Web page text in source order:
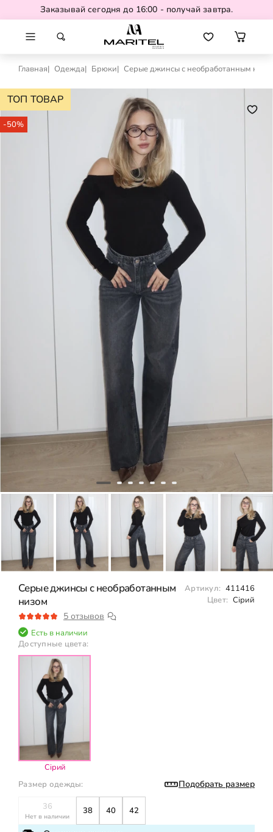
Заказывай сегодня до 16:00 - получай завтра.
Главная Одежда Брюки Серые джинсы с необработанным
ТОП ТОВАР
-50%
Серые джинсы с необработанным
низом
5 отзывов
Артикул: 411416
Цвет: Сірий
Есть в наличии
Доступные цвета:
Сірий
Размер одежды:
Подобрать размер
36
Нет в наличии
38 40 42